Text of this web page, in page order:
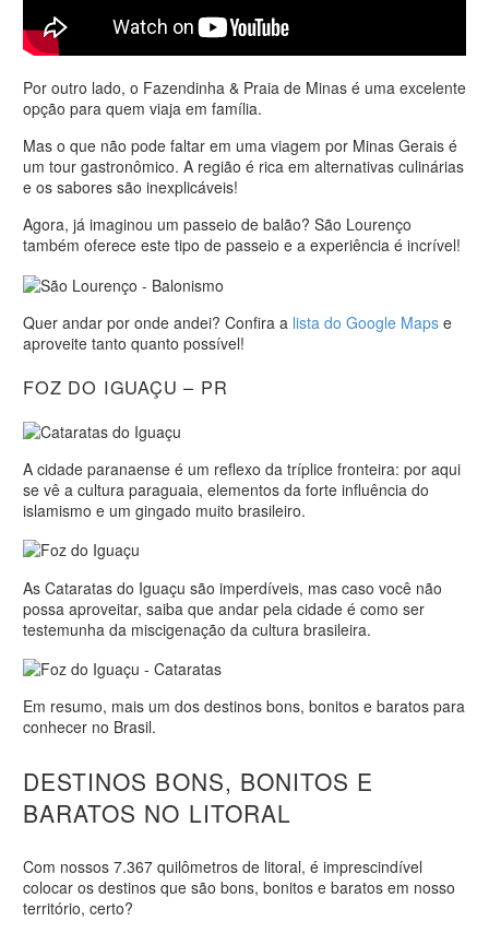
Por outro lado, o Fazendinha & Praia de Minas é uma excelente
opção para quem viaja em família.
Mas o que não pode faltar em uma viagem por Minas Gerais é
um tour gastronômico. A região é rica em alternativas culinárias
e os sabores são inexplicáveis!
Agora, já imaginou um passeio de balão? São Lourenço
também oferece este tipo de passeio e a experiência é incrível!
Quer andar por onde andei? Confira a lista do Google Maps e
aproveite tanto quanto possível!
FOZ DO IGUAÇU – PR
A cidade paranaense é um reflexo da tríplice fronteira: por aqui
se vê a cultura paraguaia, elementos da forte influência do
islamismo e um gingado muito brasileiro.
As Cataratas do Iguaçu são imperdíveis, mas caso você não
possa aproveitar, saiba que andar pela cidade é como ser
testemunha da miscigenação da cultura brasileira.
Em resumo, mais um dos destinos bons, bonitos e baratos para
conhecer no Brasil.
DESTINOS BONS, BONITOS E
BARATOS NO LITORAL
Com nossos 7.367 quilômetros de litoral, é imprescindível
colocar os destinos que são bons, bonitos e baratos em nosso
território, certo?